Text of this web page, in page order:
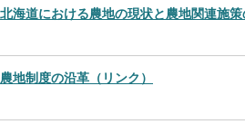
北海道における農地の現状と農地関連施
農地制度の沿革（リンク）